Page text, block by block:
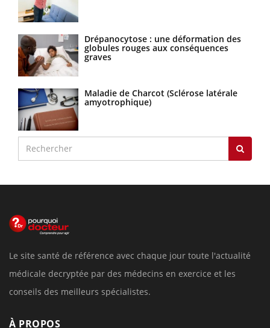
Drépanocytose : une déformation des
globules rouges aux conséquences
graves
Maladie de Charcot (Sclérose latérale
amyotrophique)
Le site santé de référence avec chaque jour toute l'actualité
médicale decryptée par des médecins en exercice et les
conseils des meilleurs spécialistes.
À PROPOS